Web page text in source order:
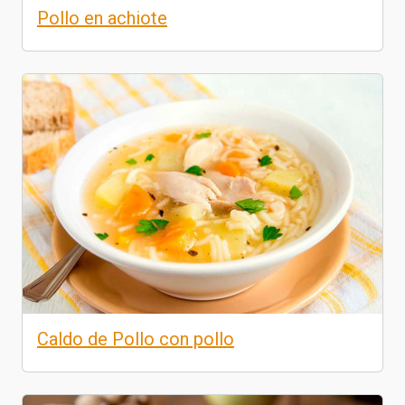
Pollo en achiote
Caldo de Pollo con pollo